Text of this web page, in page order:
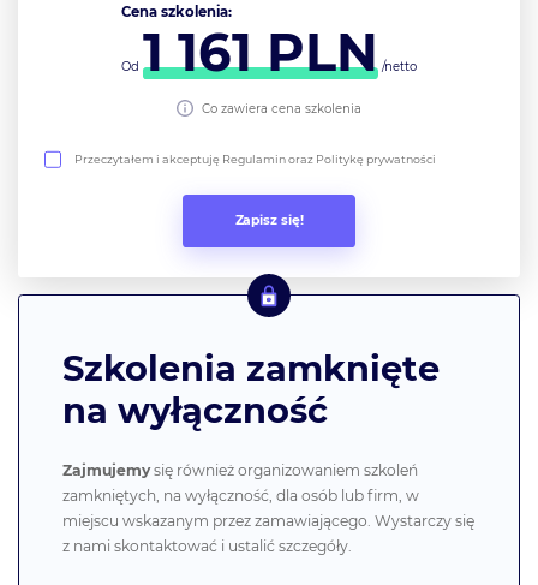
Cena szkolenia:
Od 1 161PLN /netto
Co zawiera cena szkolenia
Przeczytałem i akceptuję Regulamin oraz Politykę prywatności
Szkolenia zamknięte
na wyłączność
Zajmujemysię również organizowaniem szkoleń
zamkniętych, na wyłączność, dla osób lub firm, w
miejscu wskazanym przez zamawiającego. Wystarczy się
z nami skontaktować i ustalić szczegóły.